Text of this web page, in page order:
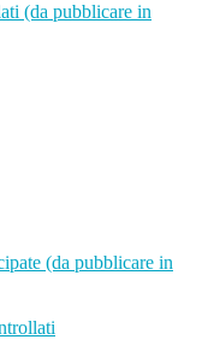
(da pubblicare in
(da pubblicare in